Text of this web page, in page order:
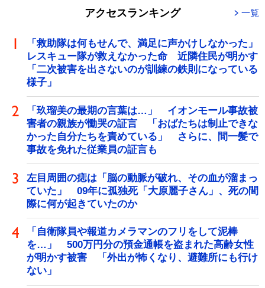
アクセスランキング 一覧
「救助隊は何もせんで、満足に声かけしなかった」
レスキュー隊が救えなかった命 近隣住民が明かす
「二次被害を出さないのが訓練の鉄則になっている
様子」
「玖瑠美の最期の言葉は…」 イオンモール事故被
害者の親族が慟哭の証言 「おばたちは制止できな
かった自分たちを責めている」 さらに、間一髪で
事故を免れた従業員の証言も
左目周囲の痣は「脳の動脈が破れ、その血が溜まっ
ていた」 09年に孤独死「大原麗子さん」、死の間
際に何が起きていたのか
「自衛隊員や報道カメラマンのフリをして泥棒
を…」 500万円分の預金通帳を盗まれた高齢女性
が明かす被害 「外出が怖くなり、避難所にも行け
ない」